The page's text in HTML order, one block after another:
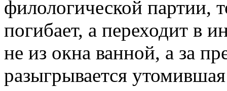
филологической партии,
погибает, а переходит в
не из окна ванной, а за
разыгрывается